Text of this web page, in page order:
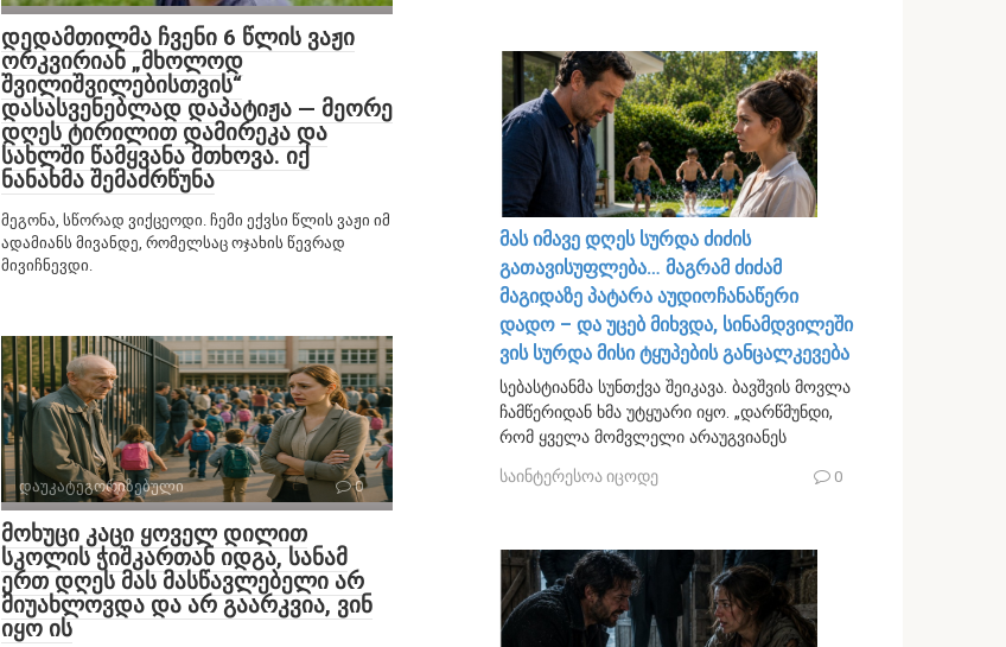
დედამთილმა ჩვენი 6 წლის ვაჟი
ორკვირიან „მხოლოდ
შვილიშვილებისთვის“
დასასვენებლად დაპატიჟა — მეორე
დღეს ტირილით დამირეკა და
სახლში წამყვანა მთხოვა. იქ
ნანახმა შემაძრწუნა
მეგონა, სწორად ვიქცეოდი. ჩემი ექვსი წლის ვაჟი იმ
ადამიანს მივანდე, რომელსაც ოჯახის წევრად
მივიჩნევდი.
დაუკატეგორიზებული 0
მოხუცი კაცი ყოველ დილით
სკოლის ჭიშკართან იდგა, სანამ
ერთ დღეს მას მასწავლებელი არ
მიუახლოვდა და არ გაარკვია, ვინ
იყო ის
მას იმავე დღეს სურდა ძიძის
გათავისუფლება… მაგრამ ძიძამ
მაგიდაზე პატარა აუდიოჩანაწერი
დადო – და უცებ მიხვდა, სინამდვილეში
ვის სურდა მისი ტყუპების განცალკევება
სებასტიანმა სუნთქვა შეიკავა. ბავშვის მოვლა
ჩამწერიდან ხმა უტყუარი იყო. „დარწმუნდი,
რომ ყველა მომვლელი არაუგვიანეს
საინტერესოა იცოდე 0